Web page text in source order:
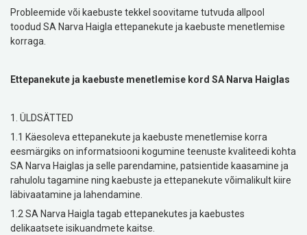
Probleemide või kaebuste tekkel soovitame tutvuda allpool
toodud SA Narva Haigla ettepanekute ja kaebuste menetlemise
korraga.
Ettepanekute ja kaebuste menetlemise kord SA Narva Haiglas
1. ÜLDSÄTTED
1.1 Käesoleva ettepanekute ja kaebuste menetlemise korra
eesmärgiks on informatsiooni kogumine teenuste kvaliteedi kohta
SA Narva Haiglas ja selle parendamine, patsientide kaasamine ja
rahulolu tagamine ning kaebuste ja ettepanekute võimalikult kiire
läbivaatamine ja lahendamine.
1.2 SA Narva Haigla tagab ettepanekutes ja kaebustes
delikaatsete isikuandmete kaitse.